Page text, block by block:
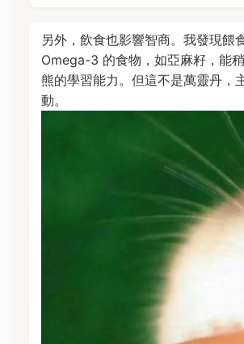
另外，飲食也影響智商。我發現餵
Omega-3 的食物，如亞麻籽，能
熊的學習能力。但這不是萬靈丹，
動。